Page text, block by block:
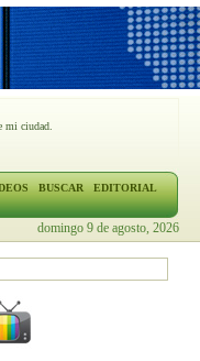
mi ciudad.
BUSCAR
EDITORIAL
domingo 9 de agosto, 2026